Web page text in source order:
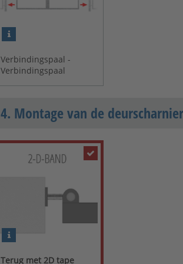
Verbindingspaal -
Verbindingspaal
4. Montage van de
Terug met 2D tape